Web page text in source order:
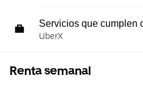
Servicios que cumplen
UberX
Renta semanal